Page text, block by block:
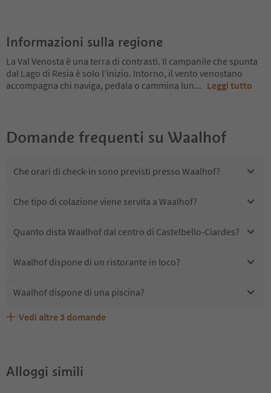
Informazioni sulla regione
La Val Venosta è una terra di contrasti. Il campanile che spunta
dal Lago di Resia è solo l’inizio. Intorno, il vento venostano
accompagna chi naviga, pedala o cammina lun... Leggi tutto
Domande frequenti su Waalhof
Che orari di check-in sono previsti presso Waalhof?
Che tipo di colazione viene servita a Waalhof?
Quanto dista Waalhof dal centro di Castelbello-Ciardes?
Waalhof dispone di un ristorante in loco?
Waalhof dispone di una piscina?
Waalhof accetta animali domestici?
Quali servizi/attività sono disponibili presso Waalhof?
Gli ospiti di Waalhof ricevono l'Alto Adige Guest Pass?
Vedi altre 3 domande
Alloggi simili